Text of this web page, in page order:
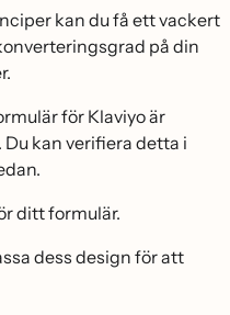
kan du få ett vackert
på din
för Klaviyo är
kan verifiera detta i
ditt formulär.
dess design för att